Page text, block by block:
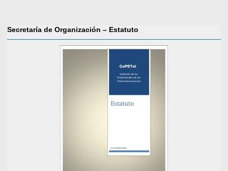
Secretaría de Organización – Estatuto